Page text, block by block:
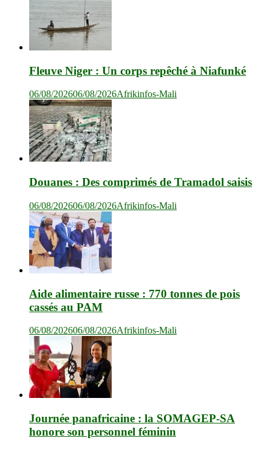
Fleuve Niger : Un corps repêché à Niafunké
06/08/202606/08/2026Afrikinfos-Mali
Douanes : Des comprimés de Tramadol saisis
06/08/202606/08/2026Afrikinfos-Mali
Aide alimentaire russe : 770 tonnes de pois
cassés au PAM
06/08/202606/08/2026Afrikinfos-Mali
Journée panafricaine : la SOMAGEP-SA
honore son personnel féminin